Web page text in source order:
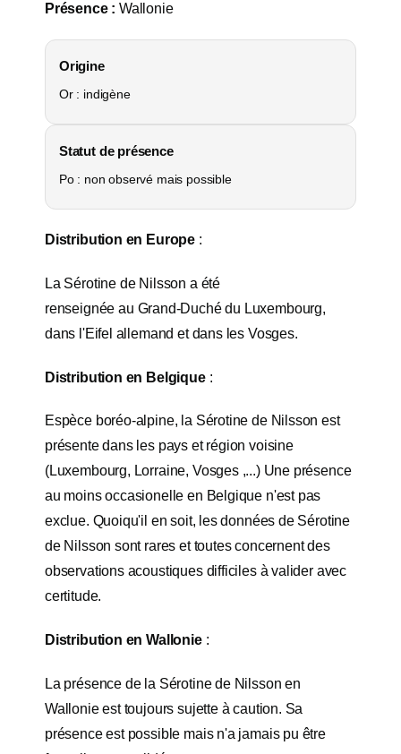
Présence : Wallonie
Origine
Or : indigène
Statut de présence
Po : non observé mais possible
Distribution en Europe :
La Sérotine de Nilsson a été
renseignée au Grand-Duché du Luxembourg,
dans l'Eifel allemand et dans les Vosges.
Distribution en Belgique:
Espèce boréo-alpine, la Sérotine de Nilsson est
présente dans les pays et région voisine
(Luxembourg, Lorraine, Vosges ,...) Une présence
au moins occasionelle en Belgique n'est pas
exclue. Quoiqu'il en soit, les données de Sérotine
de Nilsson sont rares et toutes concernent des
observations acoustiques difficiles à valider avec
certitude.
Distribution en Wallonie:
La présence de la Sérotine de Nilsson en
Wallonie est toujours sujette à caution. Sa
présence est possible mais n'a jamais pu être